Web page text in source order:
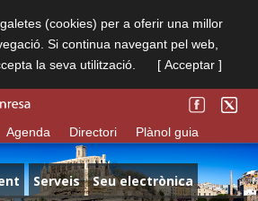
(cookies) per a oferir una millor
Si continua navegant pel web,
la seva utilització.
[ Acceptar ]
Agenda Directori Plànol guia
Serveis
Seu electrònica